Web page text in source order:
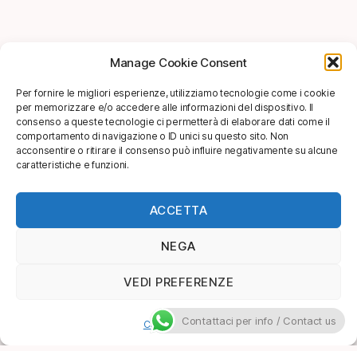
Manage Cookie Consent
Per fornire le migliori esperienze, utilizziamo tecnologie come i cookie
per memorizzare e/o accedere alle informazioni del dispositivo. Il
consenso a queste tecnologie ci permetterà di elaborare dati come il
comportamento di navigazione o ID unici su questo sito. Non
acconsentire o ritirare il consenso può influire negativamente su alcune
caratteristiche e funzioni.
ACCETTA
NEGA
VEDI PREFERENZE
Cookie PolicyContattaci per info / Contact us